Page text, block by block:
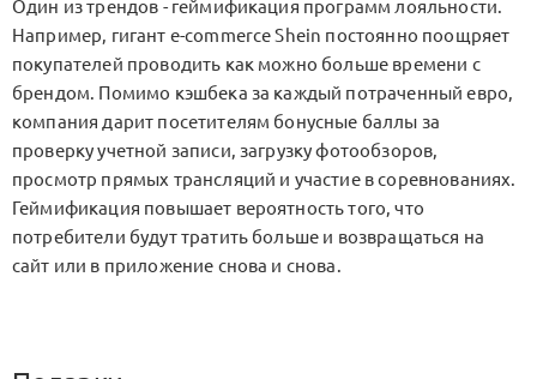
Один из трендов - геймификация программ лояльности.
Например, гигант e-commerce Shein постоянно поощряет
покупателей проводить как можно больше времени с
брендом. Помимо кэшбека за каждый потраченный евро,
компания дарит посетителям бонусные баллы за
проверку учетной записи, загрузку фотообзоров,
просмотр прямых трансляций и участие в соревнованиях.
Геймификация повышает вероятность того, что
потребители будут тратить больше и возвращаться на
сайт или в приложение снова и снова.